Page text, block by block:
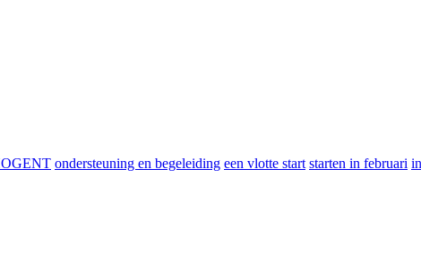
ondersteuning en begeleiding een vlotte start starten in februari